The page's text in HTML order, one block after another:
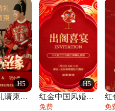
H5
轻奢婚礼请柬婚礼邀请函结婚照请帖
H5
红金中国风婚礼请柬出阁喜宴嫁女请帖出阁宴
免费 免